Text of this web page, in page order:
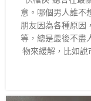
意。哪個男人誰不
朋友因為各種原因
等，總是最後不盡
物來緩解，比如說